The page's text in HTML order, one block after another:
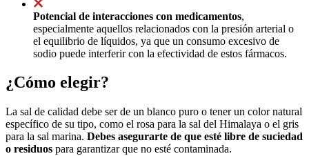
Potencial de interacciones con medicamentos,
especialmente aquellos relacionados con la presión arterial o
el equilibrio de líquidos, ya que un consumo excesivo de
sodio puede interferir con la efectividad de estos fármacos.
¿Cómo elegir?
La sal de calidad debe ser de un blanco puro o tener un color natural
específico de su tipo, como el rosa para la sal del Himalaya o el gris
para la sal marina. Debes asegurarte de que esté libre de suciedad
o residuos para garantizar que no esté contaminada.